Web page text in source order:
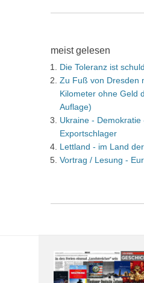
meist gelesen
Die Toleranz ist schuld
Zu Fuß von Dresden
Kilometer ohne Geld
Auflage)
Ukraine - Demokratie
Exportschlager
Lettland - im Land
Vortrag / Lesung -